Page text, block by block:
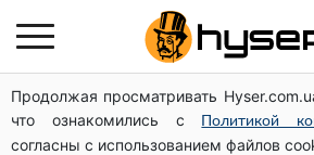
Продолжая просматривать
что ознакомились с
Политикой
согласны с использованием файлов
Дрони із націнкою: Олександр
мільйони оборонного бюджету
Естонії